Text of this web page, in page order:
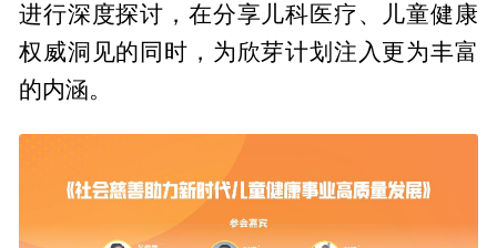
进行深度探讨，在分享儿科医疗、儿童健康
权威洞见的同时，为欣芽计划注入更为丰富
的内涵。